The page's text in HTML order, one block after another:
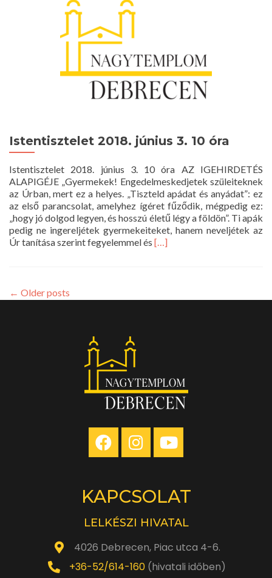
10
Istentisztelet 2018. június 3. 10 óra
Istentisztelet 2018. június 3. 10 óra AZ IGEHIRDETÉS
ALAPIGÉJE „Gyermekek! Engedelmeskedjetek szüleiteknek
az Úrban, mert ez a helyes. „Tiszteld apádat és anyádat”: ez
az első parancsolat, amelyhez ígéret fűződik, mégpedig ez:
„hogy jó dolgod legyen, és hosszú életű légy a földön”. Ti apák
pedig ne ingereljétek gyermekeiteket, hanem neveljétek az
Úr tanítása szerint fegyelemmel és Read
június
[…]
← Older posts
KAPCSOLAT
LELKÉSZI HIVATAL
4026 Debrecen, Piac utca 4-6.
+36-52/614-160(hivatali időben)